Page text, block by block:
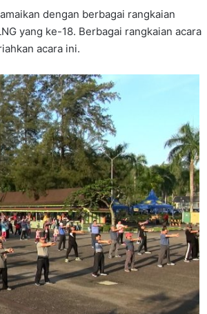
dengan berbagai rangkaian
yang ke-18. Berbagai rangkaian acara
acara ini.